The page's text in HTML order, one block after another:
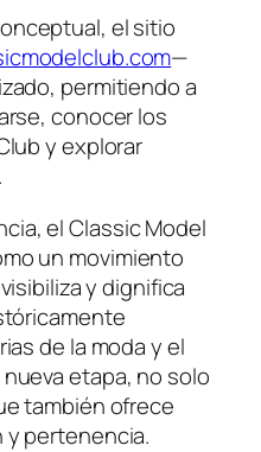
el sitio
—
permitiendo a
conocer los
y explorar
el Classic Model
un movimiento
y dignifica
de la moda y el
etapa, no solo
también ofrece
pertenencia.